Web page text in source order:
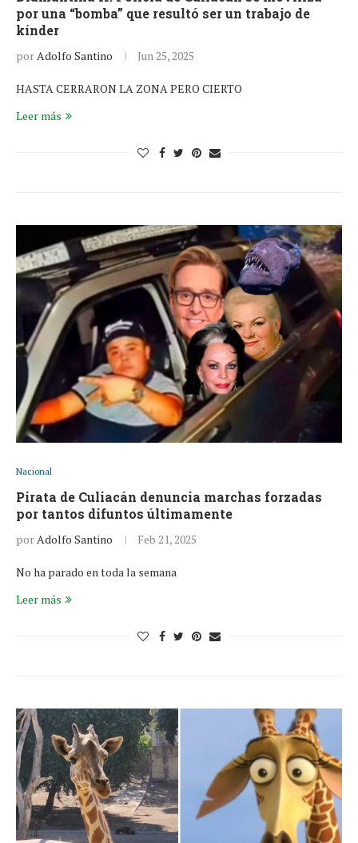
por una “bomba” que resultó ser un trabajo de
kínder
porAdolfo Santino Jun 25, 2025
HASTA CERRARON LA ZONA PERO CIERTO
Leer más
Nacional
Pirata de Culiacán denuncia marchas forzadas
por tantos difuntos últimamente
porAdolfo Santino Feb 21, 2025
No ha parado en toda la semana
Leer más